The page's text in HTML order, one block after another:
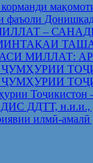
фаъоли
–
МИЛЛАТ:
ҶУМҲУРИИ
ҶУМҲУРИИ
ДДТТ, н.и.и.,
илмӣ-